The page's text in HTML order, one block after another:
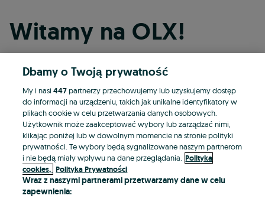
Witamy na OLX!
Kontynuuj przez Facebooka
Kontynuuj przez konto Apple
Kontynuuj przez konto Google
LUB
Dbamy o Twoją prywatność
My i nasi447partnerzy przechowujemy lub uzyskujemy dostęp
do informacji na urządzeniu, takich jak unikalne identyfikatory w
plikach cookie w celu przetwarzania danych osobowych.
Użytkownik może zaakceptować wybory lub zarządzać nimi,
klikając poniżej lub w dowolnym momencie na stronie polityki
prywatności. Te wybory będą sygnalizowane naszym partnerom
i nie będą miały wpływu na dane przeglądania. Polityka
cookies, Polityka Prywatności
Wraz z naszymi partnerami przetwarzamy dane w celu
zapewnienia: